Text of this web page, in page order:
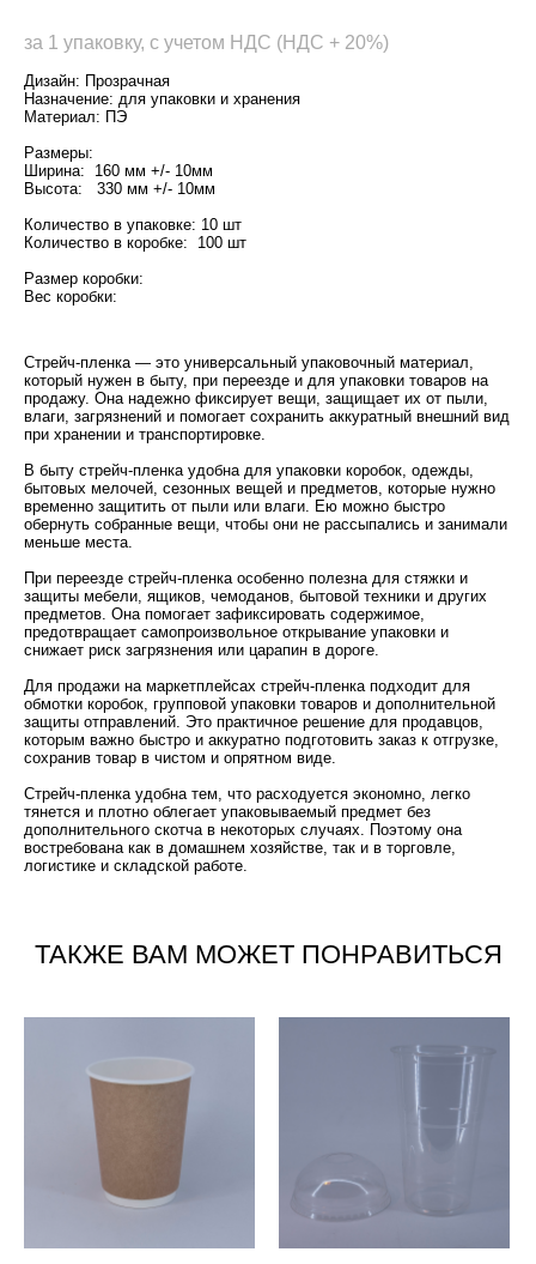
за 1 упаковку, с учетом НДС (НДС + 20%)
Дизайн: Прозрачная
Назначение: для упаковки и хранения
Материал: ПЭ
Размеры:
Ширина: 160 мм +/- 10мм
Высота: 330 мм +/- 10мм
Количество в упаковке: 10 шт
Количество в коробке: 100 шт
Размер коробки:
Вес коробки:
Стрейч-пленка — это универсальный упаковочный материал,
который нужен в быту, при переезде и для упаковки товаров на
продажу. Она надежно фиксирует вещи, защищает их от пыли,
влаги, загрязнений и помогает сохранить аккуратный внешний вид
при хранении и транспортировке.
В быту стрейч-пленка удобна для упаковки коробок, одежды,
бытовых мелочей, сезонных вещей и предметов, которые нужно
временно защитить от пыли или влаги. Ею можно быстро
обернуть собранные вещи, чтобы они не рассыпались и занимали
меньше места.
При переезде стрейч-пленка особенно полезна для стяжки и
защиты мебели, ящиков, чемоданов, бытовой техники и других
предметов. Она помогает зафиксировать содержимое,
предотвращает самопроизвольное открывание упаковки и
снижает риск загрязнения или царапин в дороге.
Для продажи на маркетплейсах стрейч-пленка подходит для
обмотки коробок, групповой упаковки товаров и дополнительной
защиты отправлений. Это практичное решение для продавцов,
которым важно быстро и аккуратно подготовить заказ к отгрузке,
сохранив товар в чистом и опрятном виде.
Стрейч-пленка удобна тем, что расходуется экономно, легко
тянется и плотно облегает упаковываемый предмет без
дополнительного скотча в некоторых случаях. Поэтому она
востребована как в домашнем хозяйстве, так и в торговле,
логистике и складской работе.
ТАКЖЕ ВАМ МОЖЕТ ПОНРАВИТЬСЯ